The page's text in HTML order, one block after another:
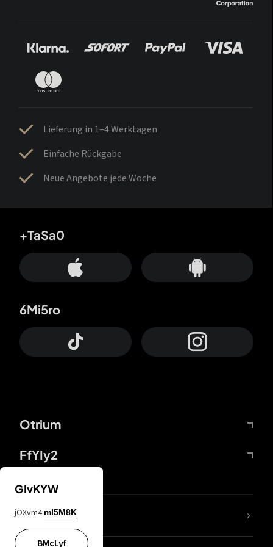
Lieferung in 1–4 Werktagen
Einfache Rückgabe
Neue Angebote jede Woche
Otrium
FfYIy2
+TaSa0
6Mi5ro
DDcvSo
GIvKYW
jOXvm4 mI5M8K
BMcLyf